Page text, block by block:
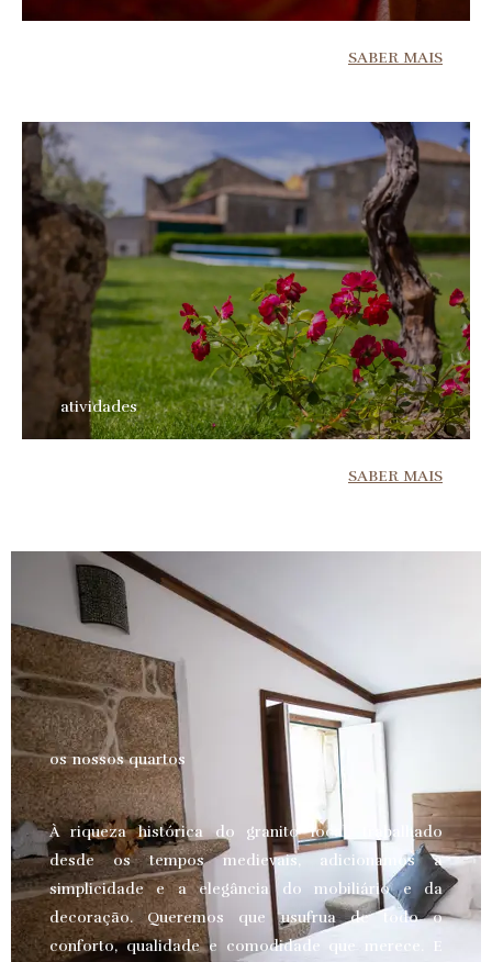
SABER MAIS
atividades
SABER MAIS
os nossos quartos
À riqueza histórica do granito local, trabalhado
desde os tempos medievais, adicionamos a
simplicidade e a elegância do mobiliário e da
decoração. Queremos que usufrua de todo o
conforto, qualidade e comodidade que merece.
E